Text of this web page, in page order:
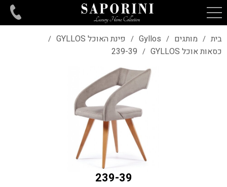
בית / מותגים /
Gyllos
/ פינת האוכל GYLLOS /
כסאות אוכל GYLLOS /
239-39
239-39